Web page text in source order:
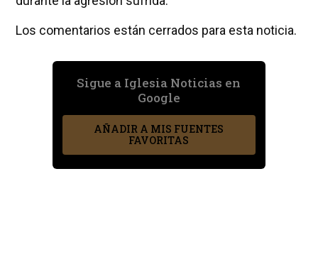
Los comentarios están cerrados para esta noticia.
Sigue a Iglesia Noticias en
Google
AÑADIR A MIS FUENTES
FAVORITAS